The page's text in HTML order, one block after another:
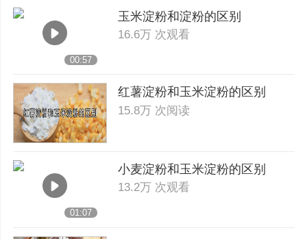
00:57
玉米淀粉和淀粉的区别
16.6万 次观看
红薯淀粉和玉米淀粉的区别
15.8万 次阅读
01:07
小麦淀粉和玉米淀粉的区别
13.2万 次观看